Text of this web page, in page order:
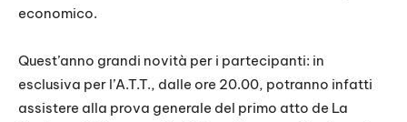
economico.
Quest’anno grandi novità per i partecipanti: in
esclusiva per l’A.T.T., dalle ore 20.00, potranno infatti
assistere alla prova generale del primo atto de La